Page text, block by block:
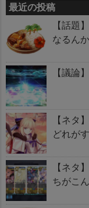
最近の投稿
【話題
なるん
【議論
【ネタ
どれが
【ネタ
ちがこ